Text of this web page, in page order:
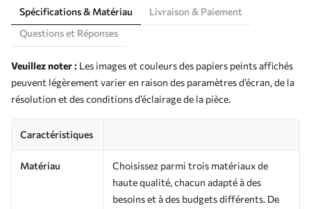
Spécifications & Matériau
Livraison & Paiement
Questions et Réponses
Veuillez noter : Les images et couleurs des papiers peints affichés
peuvent légèrement varier en raison des paramètres d’écran, de la
résolution et des conditions d’éclairage de la pièce.
Caractéristiques
Matériau
Choisissez parmi trois matériaux de
haute qualité, chacun adapté à des
besoins et à des budgets différents. De